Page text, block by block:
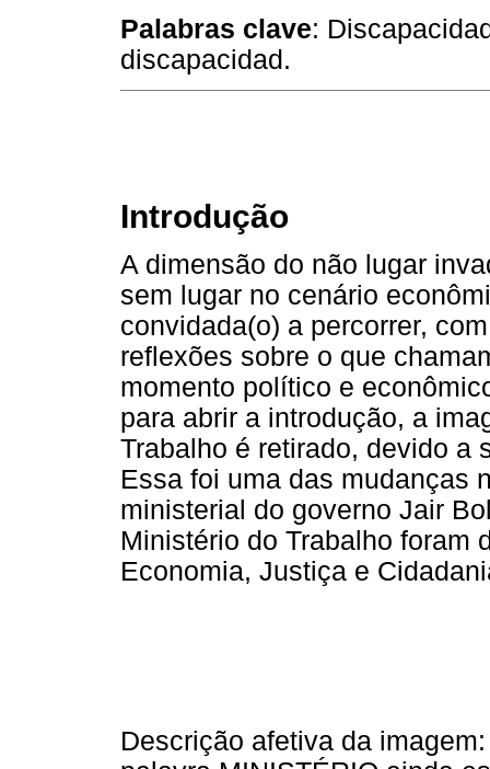
Palabras clave:
discapacidad.
Introdução
A dimensão do não lugar
sem lugar no cenário
convidada(o) a percorrer,
reflexões sobre o que
momento político e
para abrir a introdução, a
Trabalho é retirado, devido a
Essa foi uma das mudanças
ministerial do governo Jair
Ministério do Trabalho foram
Economia, Justiça e
Descrição afetiva da